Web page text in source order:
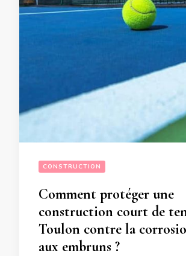
CONSTRUCTION
Comment protéger une
construction court de
Toulon contre la
aux embruns ?